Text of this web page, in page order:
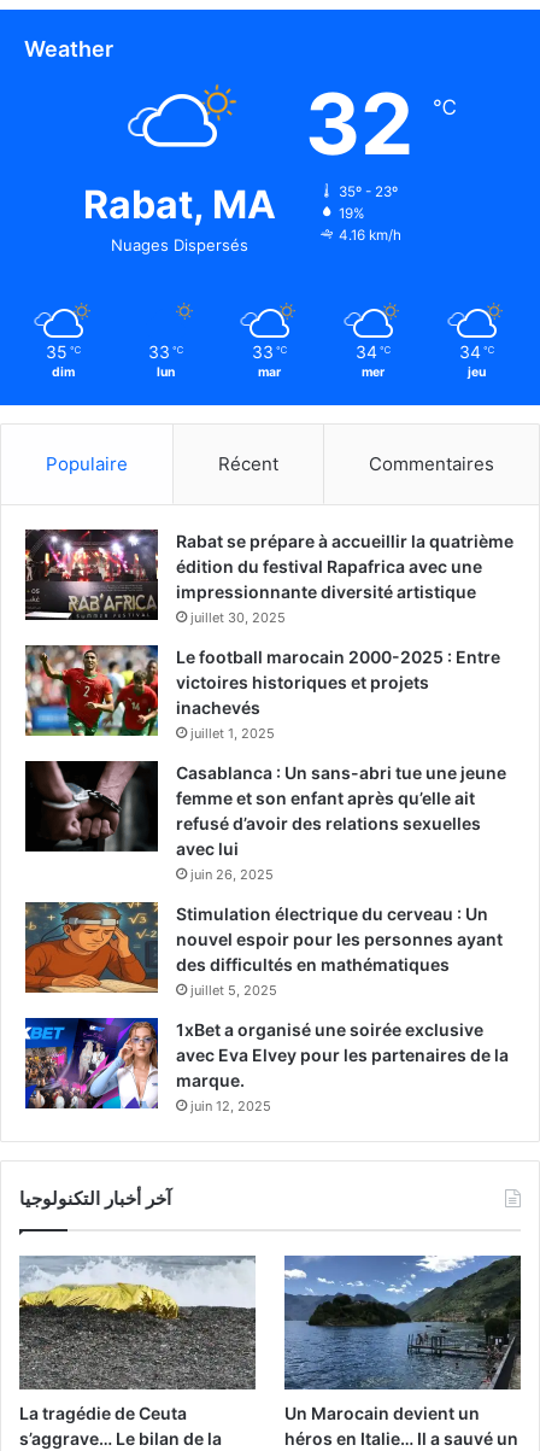
Weather
Rabat, MA
Nuages Dispersés
32 ℃
35º - 23º
19%
4.16 km/h
35 ℃
dim
33 ℃
lun
33 ℃
mar
34 ℃
mer
34 ℃
jeu
Populaire Récent Commentaires
Rabat se prépare à accueillir la quatrième
édition du festival Rapafrica avec une
impressionnante diversité artistique
juillet 30, 2025
Le football marocain 2000-2025 : Entre
victoires historiques et projets
inachevés
juillet 1, 2025
Casablanca : Un sans-abri tue une jeune
femme et son enfant après qu’elle ait
refusé d’avoir des relations sexuelles
avec lui
juin 26, 2025
Stimulation électrique du cerveau : Un
nouvel espoir pour les personnes ayant
des difficultés en mathématiques
juillet 5, 2025
1xBet a organisé une soirée exclusive
avec Eva Elvey pour les partenaires de la
marque.
juin 12, 2025
آخر أخبار التكنولوجيا
La tragédie de Ceuta
s’aggrave… Le bilan de la
Un Marocain devient un
héros en Italie… Il a sauvé un